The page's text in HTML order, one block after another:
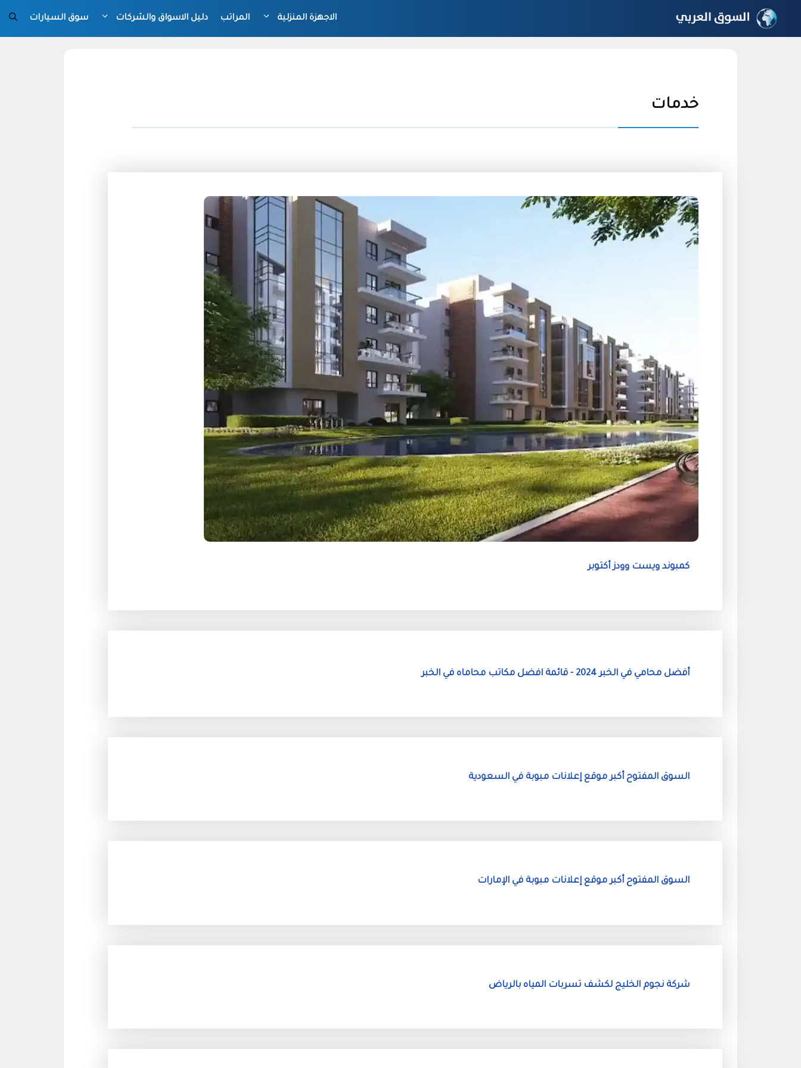
المحتوى
الاجهزة المنزلية المراتب دليل الاسواق والشركات سوق السيارات
خدمات
كمبوند ويست وودز أكتوبر
أفضل محامي في الخبر 2024 - قائمة افضل مكاتب محاماه في الخبر
السوق المفتوح أكبر موقع إعلانات مبوبة في السعودية
السوق المفتوح أكبر موقع إعلانات مبوبة في الإمارات
شركة نجوم الخليج لكشف تسربات المياه بالرياض